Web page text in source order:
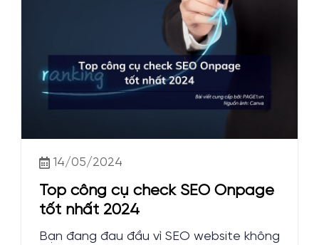
14/05/2024
Top công cụ check SEO Onpage
tốt nhất 2024
Bạn đang đau đầu vì SEO website không